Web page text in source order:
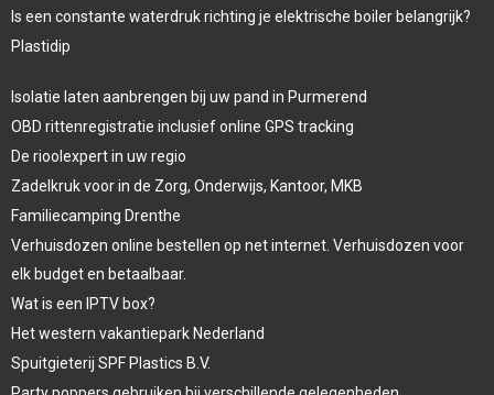
Is een constante waterdruk richting je elektrische boiler belangrijk?
Plastidip
Isolatie laten aanbrengen bij uw pand in Purmerend
OBD rittenregistratie inclusief online GPS tracking
De rioolexpert in uw regio
Zadelkruk voor in de Zorg, Onderwijs, Kantoor, MKB
Familiecamping Drenthe
Verhuisdozen online bestellen op net internet. Verhuisdozen voor
elk budget en betaalbaar.
Wat is een IPTV box?
Het western vakantiepark Nederland
Spuitgieterij SPF Plastics B.V.